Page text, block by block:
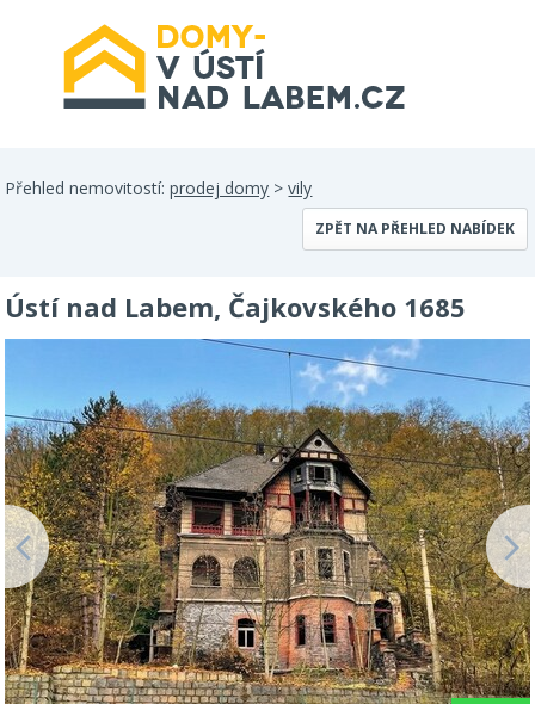
Přehled nemovitostí:prodej domy >vily
ZPĚT NA PŘEHLED NABÍDEK
Ústí nad Labem, Čajkovského 1685